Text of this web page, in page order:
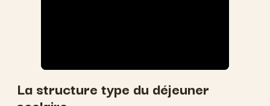
La structure type du déjeuner